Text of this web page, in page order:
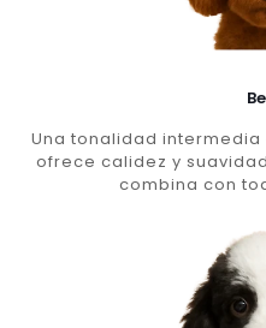
Una tonalidad
ofrece calidez y
combina con